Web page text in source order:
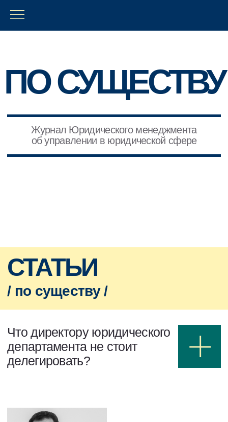
Журнал Юридического менеджмента
об управлении в юридической сфере
департамента не стоит
делегировать?